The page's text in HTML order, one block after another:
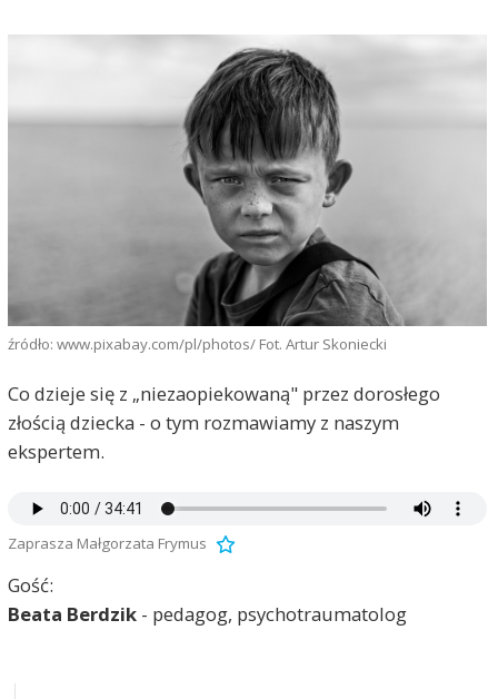
źródło: www.pixabay.com/pl/photos/ Fot. Artur Skoniecki
Co dzieje się z „niezaopiekowaną" przez dorosłego
złością dziecka - o tym rozmawiamy z naszym
ekspertem.
Zaprasza Małgorzata Frymus
Gość:
Beata Berdzik- pedagog, psychotraumatolog